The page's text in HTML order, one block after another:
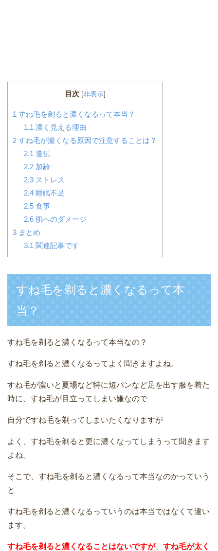
目次 [非表示]
1 すね毛を剃ると濃くなるって本当？
1.1 濃く見える理由
2 すね毛が濃くなる原因で注意することは？
2.1 遺伝
2.2加齢
2.3ストレス
2.4睡眠不足
2.5食事
2.6肌へのダメージ
3 まとめ
3.1 関連記事です
すね毛を剃ると濃くなるって本
当？
すね毛を剃ると濃くなるって本当なの？
すね毛を剃ると濃くなるってよく聞きますよね。
すね毛が濃いと夏場など特に短パンなど足を出す服を着た
時に、すね毛が目立ってしまい嫌なので
自分ですね毛を剃ってしまいたくなりますが
よく、すね毛を剃ると更に濃くなってしまうって聞きます
よね。
そこで、すね毛を剃ると濃くなるって本当なのかっていう
と
すね毛を剃ると濃くなるっていうのは本当ではなくて違い
ます。
すね毛を剃ると濃くなることはないですが、 すね毛が太く